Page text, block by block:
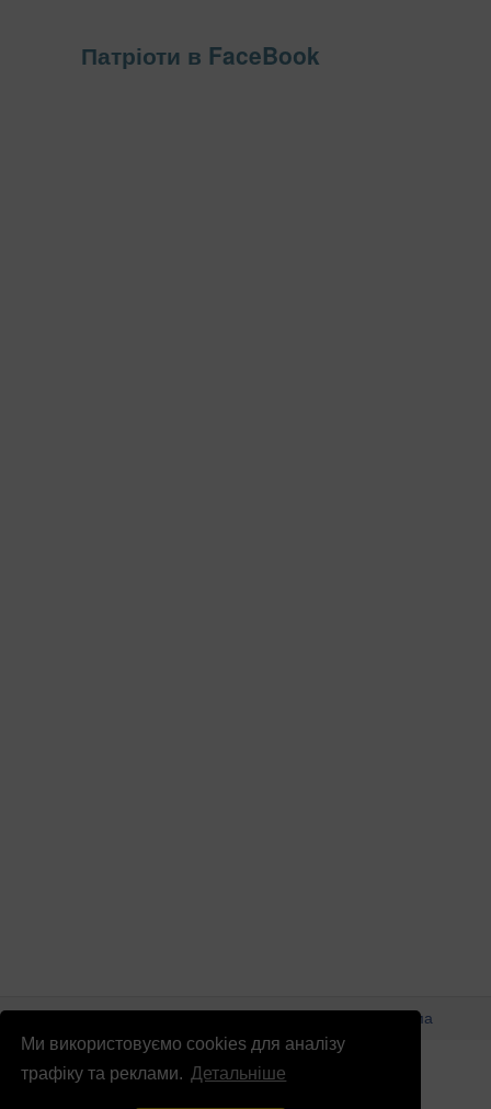
Ми використовуємо cookies для аналізу
трафіку та реклами. Детальніше
Патріоти в FaceBook
© Патріоти України 2026 Правова інформація
Реклама
info@patrioty.org.ua